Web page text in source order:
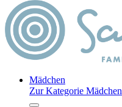
Mädchen
Zur Kategorie Mädchen